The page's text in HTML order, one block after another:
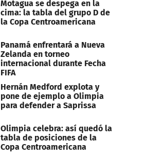
Motagua se despega en la
cima: la tabla del grupo D de
la Copa Centroamericana
Panamá enfrentará a Nueva
Zelanda en torneo
internacional durante Fecha
FIFA
Hernán Medford explota y
pone de ejemplo a Olimpia
para defender a Saprissa
Olimpia celebra: así quedó la
tabla de posiciones de la
Copa Centroamericana